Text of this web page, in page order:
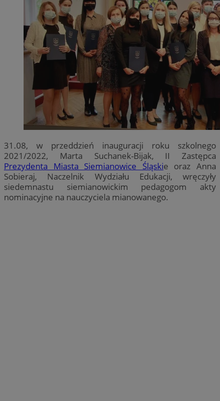
31.08, w przeddzień inauguracji roku szkolnego
2021/2022, Marta Suchanek-Bijak, II Zastępca
Prezydenta Miasta Siemianowice Śląskie oraz Anna
Sobieraj, Naczelnik Wydziału Edukacji, wręczyły
siedemnastu siemianowickim pedagogom akty
nominacyjne na nauczyciela mianowanego.